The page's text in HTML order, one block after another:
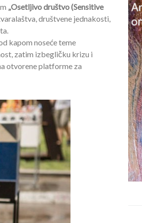
„Osetljivo društvo (Sensitive
društvene jednakosti,
kapom noseće teme
zatim izbegličku krizu i
otvorene platforme za